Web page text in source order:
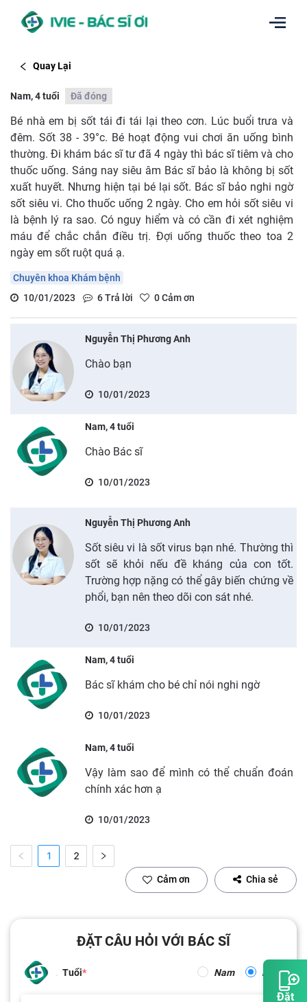
Đặt
Quay Lại
Nam, 4 tuổi Đã đóng
Bé nhà em bị sốt tái đi tái lại theo cơn. Lúc buổi trưa và
đêm. Sốt 38 - 39°c. Bé hoạt động vui chơi ăn uống bình
thường. Đi khám bác sĩ tư đã 4 ngày thì bác sĩ tiêm và cho
thuốc uống. Sáng nay siêu âm Bác sĩ bảo là không bị sốt
xuất huyết. Nhưng hiện tại bé lại sốt. Bác sĩ bảo nghi ngờ
sốt siêu vi. Cho thuốc uống 2 ngày. Cho em hỏi sốt siêu vi
là bệnh lý ra sao. Có nguy hiểm và có cần đi xét nghiệm
máu để chắc chắn điều trị. Đợi uống thuốc theo toa 2
ngày em sốt ruột quá ạ.
Chuyên khoa Khám bệnh
10/01/2023
6Trả lời 0Cảm ơn
Nguyễn Thị Phương Anh
Chào bạn
10/01/2023
Nam, 4 tuổi
Chào Bác sĩ
10/01/2023
Nguyễn Thị Phương Anh
Sốt siêu vi là sốt virus bạn nhé. Thường thì
sốt sẽ khỏi nếu đề kháng của con tốt.
Trường hợp nặng có thể gây biến chứng về
phổi, bạn nên theo dõi con sát nhé.
10/01/2023
Nam, 4 tuổi
Bác sĩ khám cho bé chỉ nói nghi ngờ
10/01/2023
Nam, 4 tuổi
Vậy làm sao để mình có thể chuẩn đoán
chính xác hơn ạ
10/01/2023
1 2
Cảm ơn Chia sẻ
ĐẶT CÂU HỎI VỚI BÁC SĨ
Tuổi Nam Nữ